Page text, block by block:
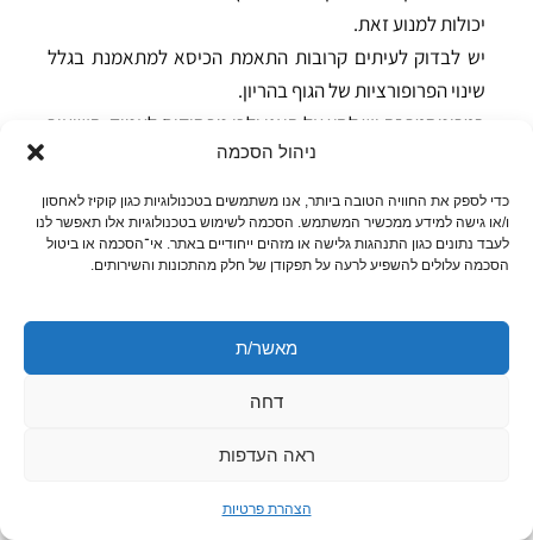
ניהול הסכמה
כדי לספק את החוויה הטובה ביותר, אנו משתמשים בטכנולוגיות כגון קוקיז לאחסון
ו/או גישה למידע ממכשיר המשתמש. הסכמה לשימוש בטכנולוגיות אלו תאפשר לנו
לעבד נתונים כגון התנהגות גלישה או מזהים ייחודיים באתר. אי־הסכמה או ביטול
הסכמה עלולים להשפיע לרעה על תפקודן של חלק מהתכונות והשירותים.
מאשר/ת
דחה
ראה העדפות
הצהרת פרטיות
יכולות למנוע זאת.
יש לבדוק לעיתים קרובות התאמת הכיסא למתאמנת בגלל
שינוי הפרופורציות של הגוף בהריון.
בטרימסטר זה יש לחץ על האגן ולכן מפסיקים לעמוד, השיעור
יתבצע בישיבה כדי לא ליצור נזקים.
להימנע מג'מפים ואינטרוולים חזקים.
מומלץ לשבת ליד הדלת בגלל שתי סיבות עיקריות:
את הנעלים יש לנעול ליד האופניים כדי למנוע נפילות
והחלקות, ולהורידן בסמוך לאופנים!
כוסות לפני, בקבוק של 750 מ"ל לפחות במהלך, ואחרי